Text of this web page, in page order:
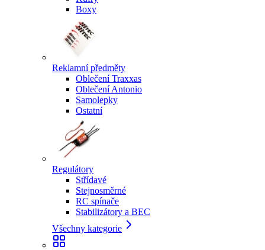
Boxy
Reklamní předměty
Oblečení Traxxas
Oblečení Antonio
Samolepky
Ostatní
Regulátory
Střídavé
Stejnosměrné
RC spínače
Stabilizátory a BEC
Všechny kategorie